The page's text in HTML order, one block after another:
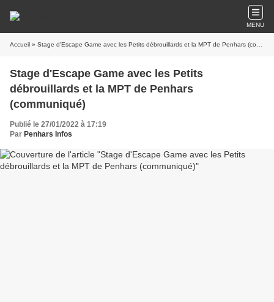
MENU
Accueil » Stage d'Escape Game avec les Petits débrouillards et la MPT de Penhars (communiqué)
Stage d'Escape Game avec les Petits
débrouillards et la MPT de Penhars
(communiqué)
Publié le 27/01/2022 à 17:19
Par Penhars Infos